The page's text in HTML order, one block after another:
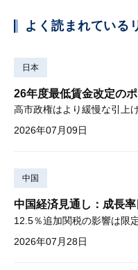
よく読まれている
日本
26年度最低賃金改定の
2026年07月09日
中国
中国経済見通し：成長
12.5％追加関税の影響は限
2026年07月28日